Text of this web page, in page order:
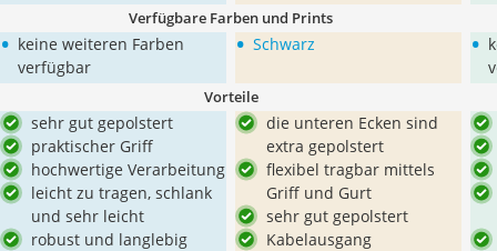
Verfügbare Farben und Prints
• keine weiteren Farben
verfügbar
• Schwarz •
Vorteile
sehr gut gepolstert
praktischer Griff
hochwertige Verarbeitung
leicht zu tragen, schlank
und sehr leicht
robust und langlebig
die unteren Ecken sind
extra gepolstert
flexibel tragbar mittels
Griff und Gurt
sehr gut gepolstert
Kabelausgang